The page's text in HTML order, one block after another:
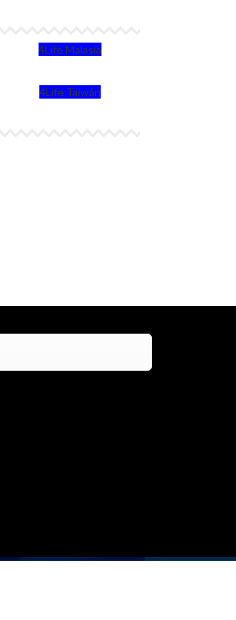
4Life Malasia
4Life Taiwán